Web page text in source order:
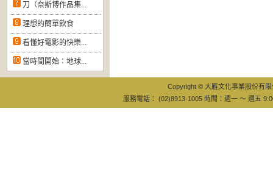
刀（奈斯博作品集...
理想的簡單飲食
看懂好電影的快樂...
當時間開始：地球...
Copyright © 大雁文化事業股份有
服務電話： (02)8913-1005 時間：週一 ～ 週五